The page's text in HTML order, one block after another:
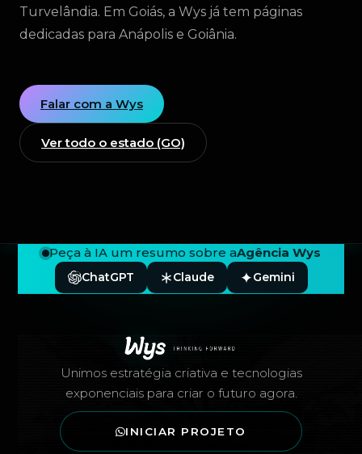
Turvelândia. Em Goiás, a Wys já tem páginas
dedicadas para Anápolis e Goiânia.
Falar com a Wys
Ver todo o estado (GO)
Peça à IA um resumo sobre aAgência Wys
ChatGPT Claude Gemini
Unimos estratégia criativa e tecnologias
exponenciais para criar o futuro agora.
INICIAR PROJETO